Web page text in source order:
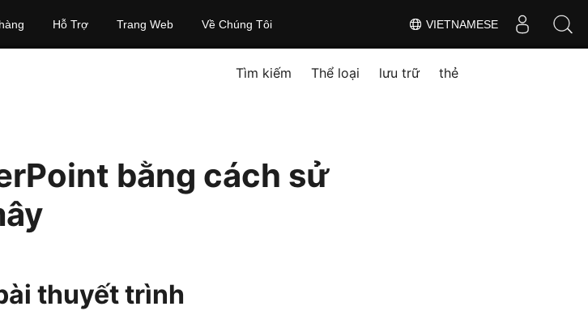
VIETNAMESE
Hỗ Trợ Trang Web Về Chúng Tôi
Tìm kiếm Thể loại lưu trữ thẻ
bằng cách sử
thuyết trình